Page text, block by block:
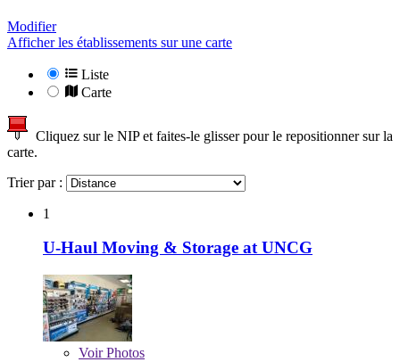
Modifier
Afficher les établissements sur une carte
Liste
Carte
Cliquez sur le NIP et faites-le glisser pour le repositionner sur la
carte.
Trier par :
1
U-Haul Moving & Storage at UNCG
VoirPhotos